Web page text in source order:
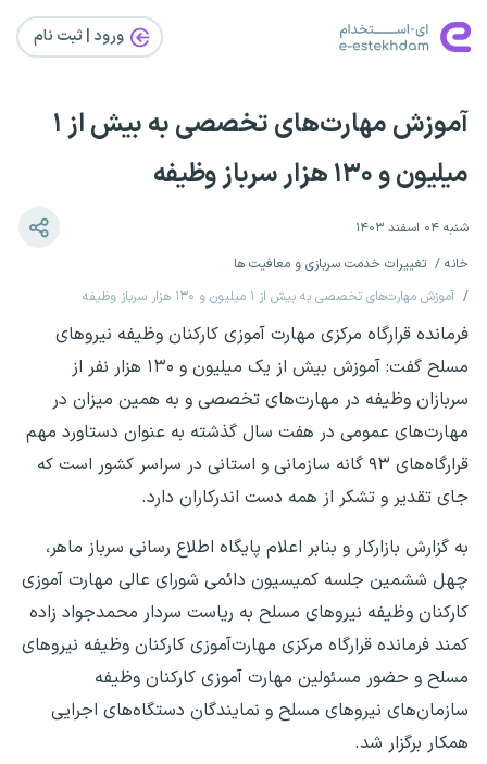
ورود | ثبت‌ نام
آموزش مهارت‌های تخصصی به بیش از ۱
میلیون و ۱۳۰ هزار سرباز وظیفه
شنبه ۰۴ اسفند ۱۴۰۳
خانه
تغییرات خدمت سربازی و معافیت ها
آموزش مهارت‌های تخصصی به بیش از ۱ میلیون و ۱۳۰ هزار سرباز وظیفه
فرمانده قرارگاه مرکزی مهارت آموزی کارکنان وظیفه نیروهای
مسلح گفت: آموزش بیش از یک میلیون و ۱۳۰ هزار نفر از
سربازان وظیفه در مهارت‌های تخصصی و به همین میزان در
مهارت‌های عمومی در هفت سال گذشته به عنوان دستاورد مهم
قرارگاه‌های ۹۳ گانه سازمانی و استانی در سراسر کشور است که
جای تقدیر و تشکر از همه دست اندرکاران دارد.
به گزارش بازارکار و بنابر اعلام پایگاه اطلاع رسانی سرباز ماهر،
چهل ششمین جلسه کمیسیون دائمی شورای عالی مهارت آموزی
کارکنان وظیفه نیروهای مسلح به ریاست سردار محمدجواد زاده
کمند فرمانده قرارگاه مرکزی مهارت‌آموزی کارکنان وظیفه نیروهای
مسلح و حضور مسئولین مهارت آموزی کارکنان وظیفه
سازمان‌های نیروهای مسلح و نمایندگان دستگاه‌های اجرایی
همکار برگزار شد.